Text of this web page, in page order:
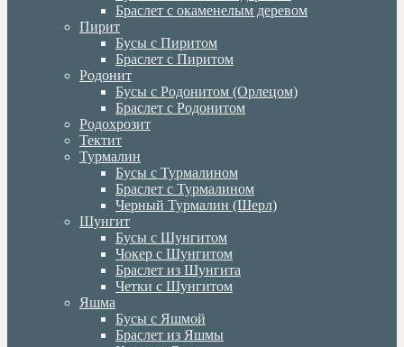
Браслет с окаменелым деревом
Пирит
Бусы с Пиритом
Браслет с Пиритом
Родонит
Бусы с Родонитом (Орлецом)
Браслет с Родонитом
Родохрозит
Тектит
Турмалин
Бусы с Турмалином
Браслет с Турмалином
Черный Турмалин (Шерл)
Шунгит
Бусы с Шунгитом
Чокер с Шунгитом
Браслет из Шунгита
Четки с Шунгитом
Яшма
Бусы с Яшмой
Браслет из Яшмы